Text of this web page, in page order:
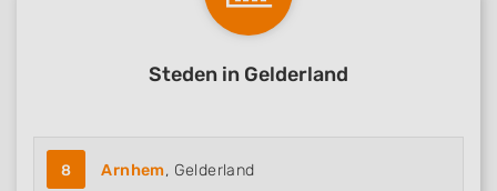
Steden in Gelderland
8 Arnhem, Gelderland